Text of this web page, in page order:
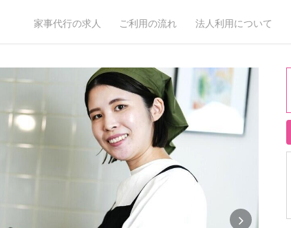
家事代行の求人 ご利用の流れ 法人利用について